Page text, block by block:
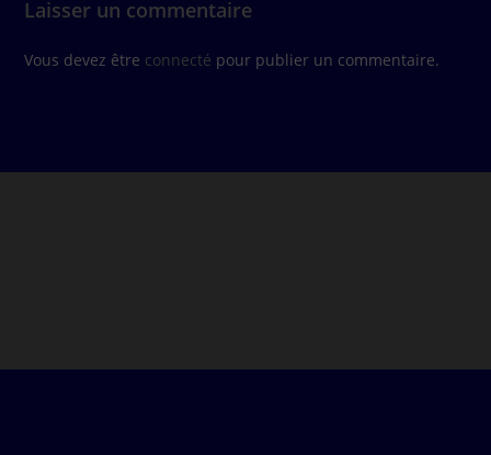
Laisser un commentaire
Vous devez être connecté pour publier un commentaire.